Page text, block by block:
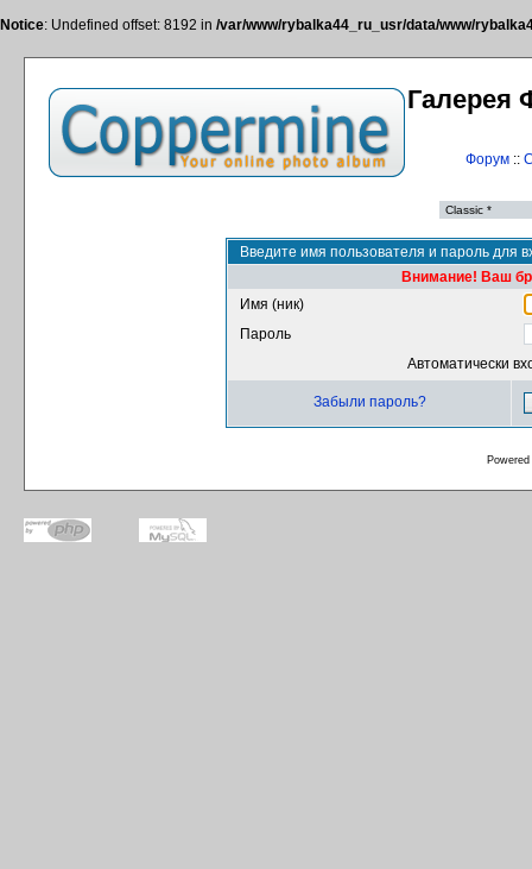
Notice: Undefined offset: 8192 in /var/www/rybalka44_ru_usr/data/www/
Галерея
Форум::
Введите имя пользователя и пароль для
Внимание! Ваш
Имя (ник)
Пароль
Автоматически
Забыли пароль?